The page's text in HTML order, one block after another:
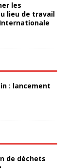
les
lieu de travail
: lancement
de déchets